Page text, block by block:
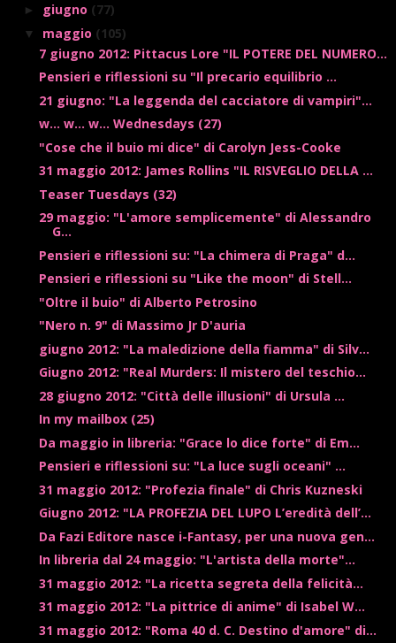
► giugno (77)
▼ maggio (105)
7 giugno 2012: Pittacus Lore "IL POTERE DEL NUMERO...
Pensieri e riflessioni su "Il precario equilibrio ...
21 giugno: "La leggenda del cacciatore di vampiri"...
w... w... w... Wednesdays (27)
"Cose che il buio mi dice" di Carolyn Jess-Cooke
31 maggio 2012: James Rollins "IL RISVEGLIO DELLA ...
Teaser Tuesdays (32)
29 maggio: "L'amore semplicemente" di Alessandro
G...
Pensieri e riflessioni su: "La chimera di Praga" d...
Pensieri e riflessioni su "Like the moon" di Stell...
"Oltre il buio" di Alberto Petrosino
"Nero n. 9" di Massimo Jr D'auria
giugno 2012: "La maledizione della fiamma" di Silv...
Giugno 2012: "Real Murders: Il mistero del teschio...
28 giugno 2012: "Città delle illusioni" di Ursula ...
In my mailbox (25)
Da maggio in libreria: "Grace lo dice forte" di Em...
Pensieri e riflessioni su: "La luce sugli oceani" ...
31 maggio 2012: "Profezia finale" di Chris Kuzneski
Giugno 2012: "LA PROFEZIA DEL LUPO L’eredità dell’...
Da Fazi Editore nasce i-Fantasy, per una nuova gen...
In libreria dal 24 maggio: "L'artista della morte"...
31 maggio 2012: "La ricetta segreta della felicità...
31 maggio 2012: "La pittrice di anime" di Isabel W...
31 maggio 2012: "Roma 40 d. C. Destino d'amore" di...